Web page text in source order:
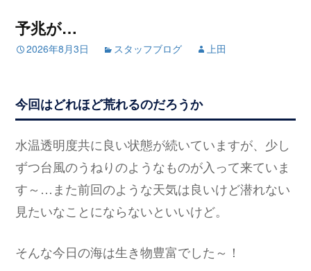
予兆が…
2026年8月3日 スタッフブログ 上田
今回はどれほど荒れるのだろうか
水温透明度共に良い状態が続いていますが、少し
ずつ台風のうねりのようなものが入って来ていま
す～…また前回のような天気は良いけど潜れない
見たいなことにならないといいけど。
そんな今日の海は生き物豊富でした～！